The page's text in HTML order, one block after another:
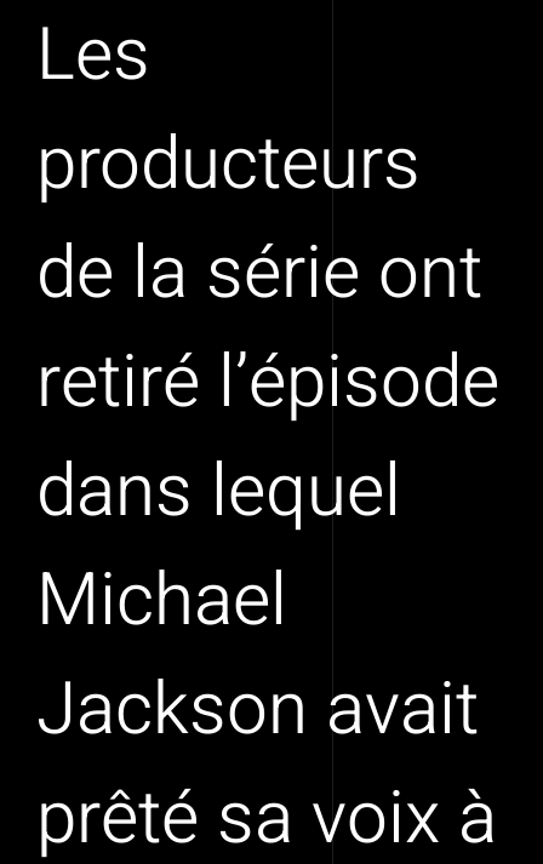
Les
producteurs
de la série ont
retiré l’épisode
dans lequel
Michael
Jackson avait
prêté sa voix à